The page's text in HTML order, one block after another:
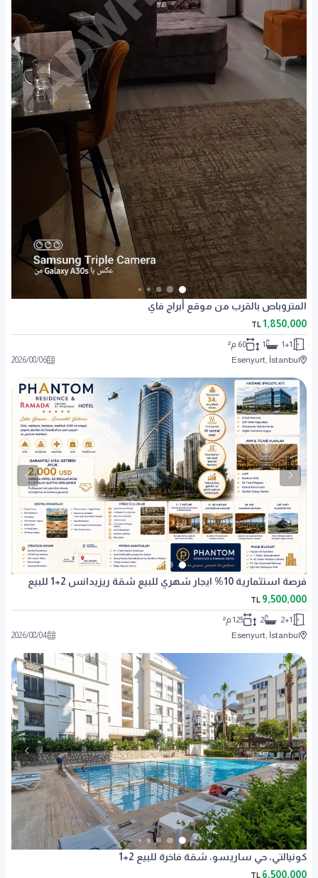
المتروباص بالقرب من موقع أبراج فاي
1,850,000
TL
1+1
1
60 م²
Esenyurt, İstanbul
2026/08/06
فرصة استثمارية 10% ايجار شهري للبيع شقة ريزيدانس 2+1 للبيع
9,500,000
TL
2+1
2
125 م²
Esenyurt, İstanbul
2026/08/04
كونيالتي، حي ساريسو، شقة فاخرة للبيع 2+1
6,500,000
TL